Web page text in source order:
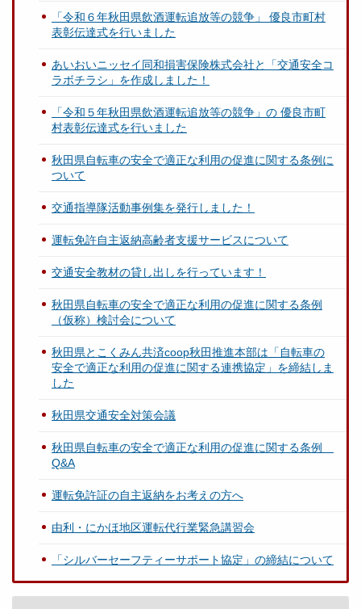
「令和６年秋田県飲酒運転追放等の競争」 優良市町村
表彰伝達式を行いました
あいおいニッセイ同和損害保険株式会社と「交通安全コ
ラボチラシ」を作成しました！
「令和５年秋田県飲酒運転追放等の競争」の 優良市町
村表彰伝達式を行いました
秋田県自転車の安全で適正な利用の促進に関する条例に
ついて
交通指導隊活動事例集を発行しました！
運転免許自主返納高齢者支援サービスについて
交通安全教材の貸し出しを行っています！
秋田県自転車の安全で適正な利用の促進に関する条例
（仮称）検討会について
秋田県とこくみん共済coop秋田推進本部は「自転車の
安全で適正な利用の促進に関する連携協定」を締結しま
した
秋田県交通安全対策会議
秋田県自転車の安全で適正な利用の促進に関する条例
Q&A
運転免許証の自主返納をお考えの方へ
由利・にかほ地区運転代行業緊急講習会
「シルバーセーフティーサポート協定」の締結について